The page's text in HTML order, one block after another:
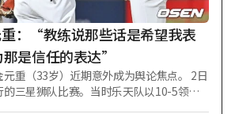
要出场60分钟以上，因此调整了他的出场
：“他认为让他在祖国韩国以队长身份
成功
：“教练说那些话是希望我表
是信任的表达”
重（33岁）近期意外成为舆论焦点。 2日
三星狮队比赛。当时乐天队以10-5领